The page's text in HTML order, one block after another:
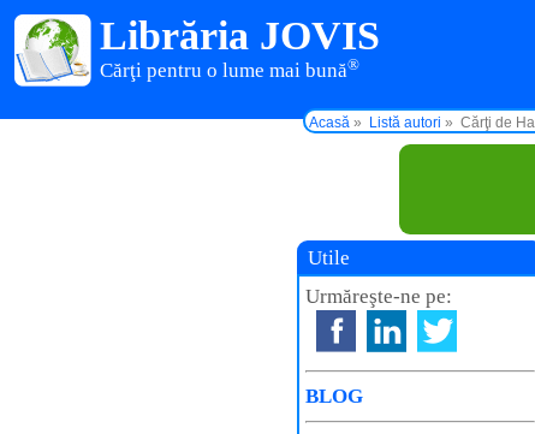
Librăria JOVIS
Cărţi pentru o lume mai bună®
Acasă Listă autori Cărţi de
Utile
Urmăreşte-ne pe:
BLOG